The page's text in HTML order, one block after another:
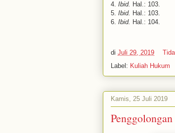
4. Ibid. Hal.: 103.
5. Ibid. Hal.: 103.
6. Ibid. Hal.: 104.
di Juli 29, 2019
Label: Kuliah Hukum
Kamis, 25 Juli 2019